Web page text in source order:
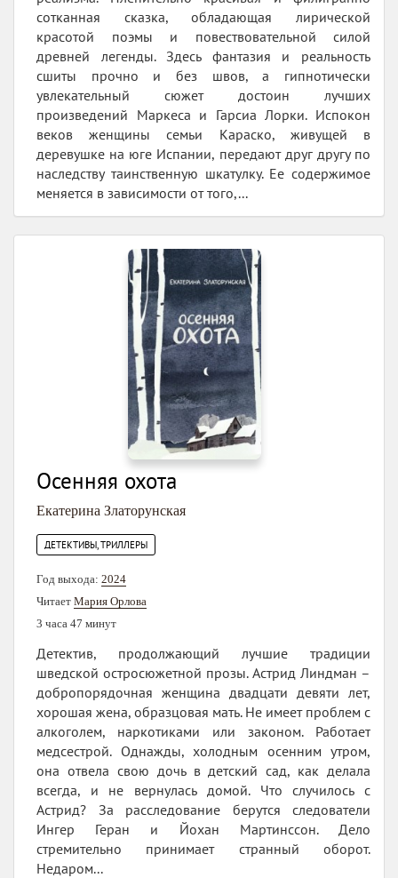
сотканная сказка, обладающая лирической
красотой поэмы и повествовательной силой
древней легенды. Здесь фантазия и реальность
сшиты прочно и без швов, а гипнотически
увлекательный сюжет достоин лучших
произведений Маркеса и Гарсиа Лорки. Испокон
веков женщины семьи Караско, живущей в
деревушке на юге Испании, передают друг другу по
наследству таинственную шкатулку. Ее содержимое
меняется в зависимости от того,...
Осенняя охота
Екатерина Златорунская
ДЕТЕКТИВЫ, ТРИЛЛЕРЫ
Год выхода: 2024
Читает Мария Орлова
3 часа 47 минут
Детектив, продолжающий лучшие традиции
шведской остросюжетной прозы. Астрид Линдман –
добропорядочная женщина двадцати девяти лет,
хорошая жена, образцовая мать. Не имеет проблем с
алкоголем, наркотиками или законом. Работает
медсестрой. Однажды, холодным осенним утром,
она отвела свою дочь в детский сад, как делала
всегда, и не вернулась домой. Что случилось с
Астрид? За расследование берутся следователи
Ингер Геран и Йохан Мартинссон. Дело
стремительно принимает странный оборот.
Недаром...